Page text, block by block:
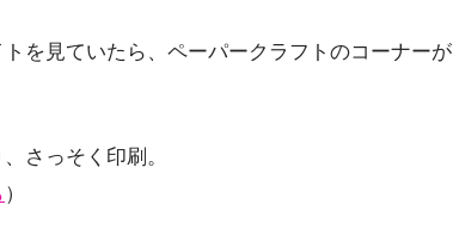
を見ていたら、ペーパークラフトのコーナーが
さっそく印刷。
）